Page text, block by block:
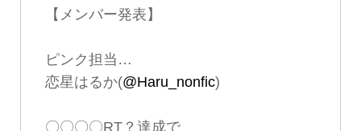
【メンバー発表】
ピンク担当…
恋星はるか(@Haru_nonfic)
〇〇〇〇RT？達成で